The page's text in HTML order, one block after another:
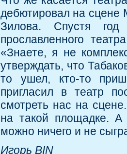
дебютировал на сцене
Зилова. Спустя
прославленного
«Знаете, я не
утверждать, что
то ушел, кто-то
пригласил в театр
смотреть нас на
на такой площадке. А
можно ничего и не
Игорь BIN